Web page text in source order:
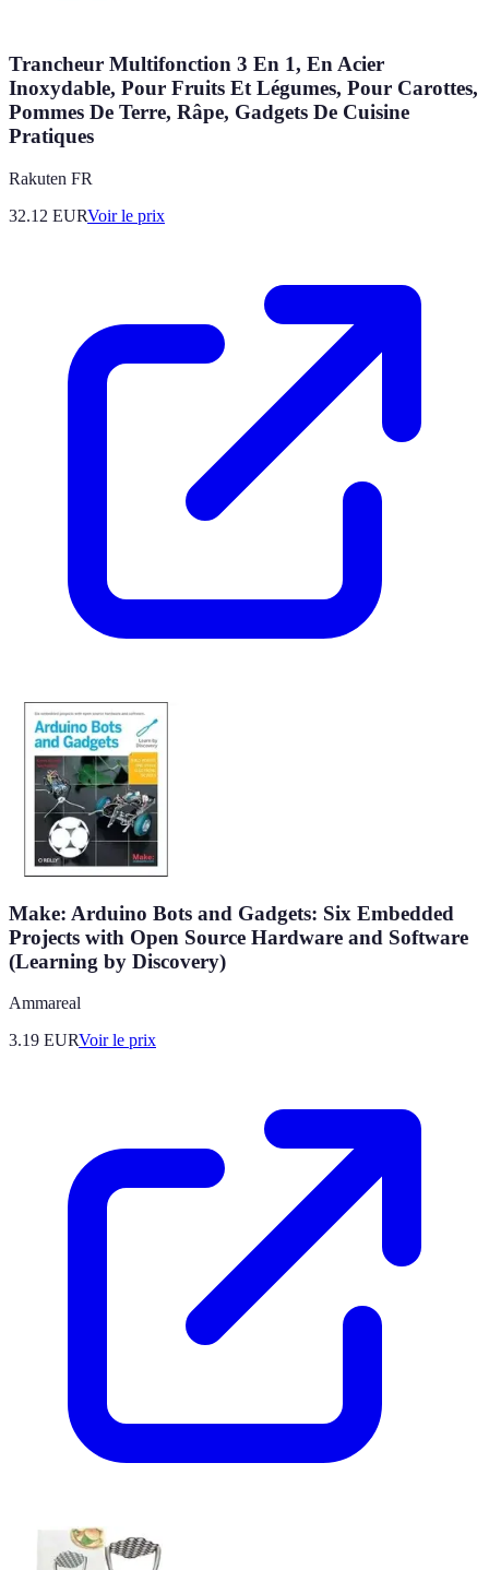
Trancheur Multifonction 3 En 1, En Acier
Inoxydable, Pour Fruits Et Légumes, Pour Carottes,
Pommes De Terre, Râpe, Gadgets De Cuisine
Pratiques
Rakuten FR
32.12 EURVoir le prix
Make: Arduino Bots and Gadgets: Six Embedded
Projects with Open Source Hardware and Software
(Learning by Discovery)
Ammareal
3.19 EURVoir le prix